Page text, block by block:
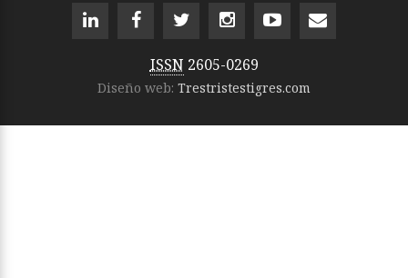
ISSN 2605-0269
Diseño web: Trestristestigres.com